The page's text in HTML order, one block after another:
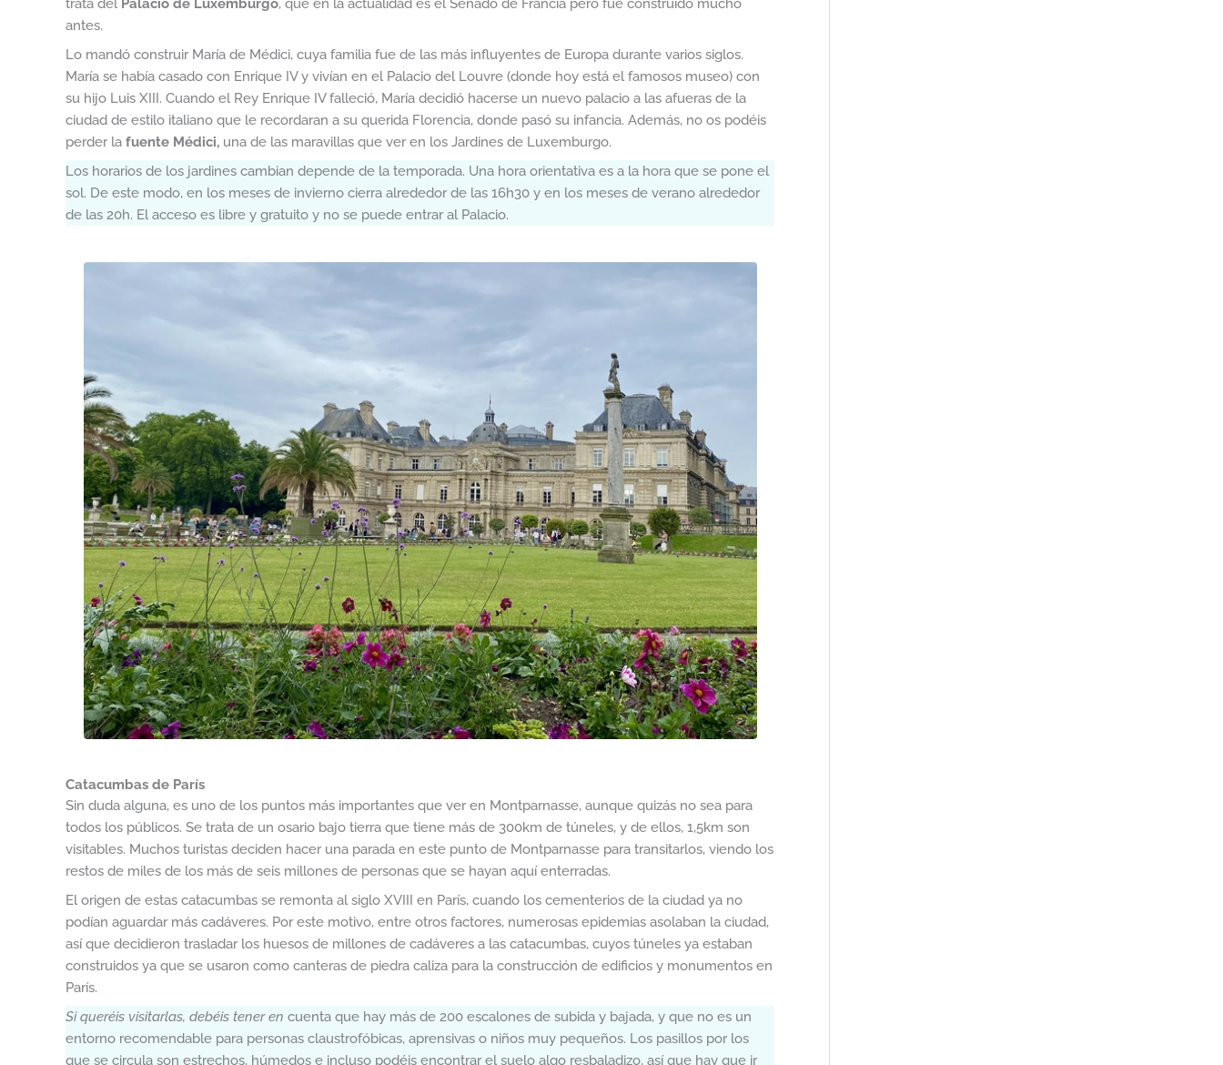
trata del Palacio de Luxemburgo, que en la actualidad es el Senado de Francia pero fue construido mucho
antes.
Lo mandó construir María de Médici, cuya familia fue de las más influyentes de Europa durante varios siglos.
María se había casado con Enrique IV y vivían en el Palacio del Louvre (donde hoy está el famosos museo) con
su hijo Luis XIII. Cuando el Rey Enrique IV falleció, María decidió hacerse un nuevo palacio a las afueras de la
ciudad de estilo italiano que le recordaran a su querida Florencia, donde pasó su infancia. Además, no os podéis
perder la fuente Médici, una de las maravillas que ver en los Jardines de Luxemburgo.
Los horarios de los jardines cambian depende de la temporada. Una hora orientativa es a la hora que se pone el
sol. De este modo, en los meses de invierno cierra alrededor de las 16h30 y en los meses de verano alrededor
de las 20h. El acceso es libre y gratuito y no se puede entrar al Palacio.
Catacumbas de París
Sin duda alguna, es uno de los puntos más importantes que ver en Montparnasse, aunque quizás no sea para
todos los públicos. Se trata de un osario bajo tierra que tiene más de 300km de túneles, y de ellos, 1,5km son
visitables. Muchos turistas deciden hacer una parada en este punto de Montparnasse para transitarlos, viendo los
restos de miles de los más de seis millones de personas que se hayan aquí enterradas.
El origen de estas catacumbas se remonta al siglo XVIII en París, cuando los cementerios de la ciudad ya no
podían aguardar más cadáveres. Por este motivo, entre otros factores, numerosas epidemias asolaban la ciudad,
así que decidieron trasladar los huesos de millones de cadáveres a las catacumbas, cuyos túneles ya estaban
construidos ya que se usaron como canteras de piedra caliza para la construcción de edificios y monumentos en
París.
Si queréis visitarlas, debéis tener en cuenta que hay más de 200 escalones de subida y bajada, y que no es un
entorno recomendable para personas claustrofóbicas, aprensivas o niños muy pequeños. Los pasillos por los
que se circula son estrechos, húmedos e incluso podéis encontrar el suelo algo resbaladizo, así que hay que ir